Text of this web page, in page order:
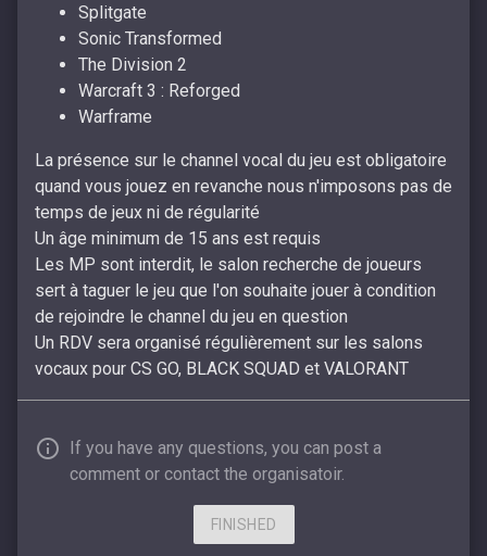
Splitgate
Sonic Transformed
The Division 2
Warcraft 3 : Reforged
Warframe
La présence sur le channel vocal du jeu est obligatoire
quand vous jouez en revanche nous n'imposons pas de
temps de jeux ni de régularité
Un âge minimum de 15 ans est requis
Les MP sont interdit, le salon recherche de joueurs
sert à taguer le jeu que l'on souhaite jouer à condition
de rejoindre le channel du jeu en question
Un RDV sera organisé régulièrement sur les salons
vocaux pour CS GO, BLACK SQUAD et VALORANT
If you have any questions, you can post a
comment or contact the organisatoir.
FINISHED